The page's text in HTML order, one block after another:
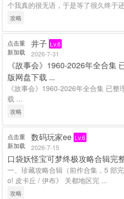
个我真的很无语，于是等了很久终于
攻略
点击重
新加载
井子 Lv.6
2026-7-31
《故事会》1960-2026年全合集
版网盘下载 ...
《故事会》1960-2026年全合集 已
载 ...
攻略
点击重
新加载
数码玩家ee Lv.6
2026-7-15
口袋妖怪宝可梦终极攻略合辑完
一、珍藏攻略合辑（前作合集，5 部
o! 皮卡丘 / 伊布》 关都地区完 ...
攻略